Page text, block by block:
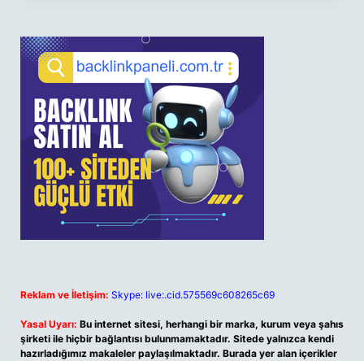
Reklam ve İletişim: Skype: live:.cid.575569c608265c69
Yasal Uyarı: Bu internet sitesi, herhangi bir marka, kurum veya şahıs
şirketi ile hiçbir bağlantısı bulunmamaktadır. Sitede yalnızca kendi
hazırladığımız makaleler paylaşılmaktadır. Burada yer alan içerikler